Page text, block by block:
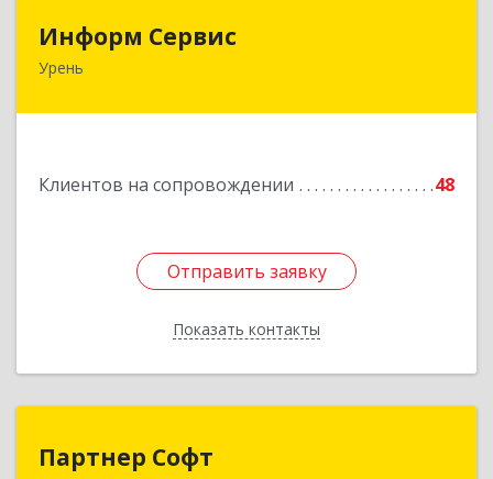
Информ Сервис
Урень
Клиентов на сопровождении 48
Отправить заявку
Показать контакты
Отправить заявку
Назад
Партнер Софт